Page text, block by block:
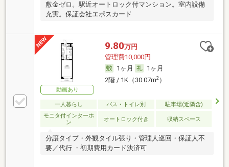
敷金ゼロ。駅近オートロック付マンション。室内設備
充実。保証会社エポスカード
動画あり
9.80万円
管理費10,000円
1ヶ月
1ヶ月
2階 / 1K（30.07m2）
一人暮らし バス・トイレ別
駐車場(近隣含)
モニタ付インターホ
ン
オートロック付き 収納スペース
分譲タイプ・外観タイル張り・管理人巡回・保証人不
要／代行 ・初期費用カード決済可